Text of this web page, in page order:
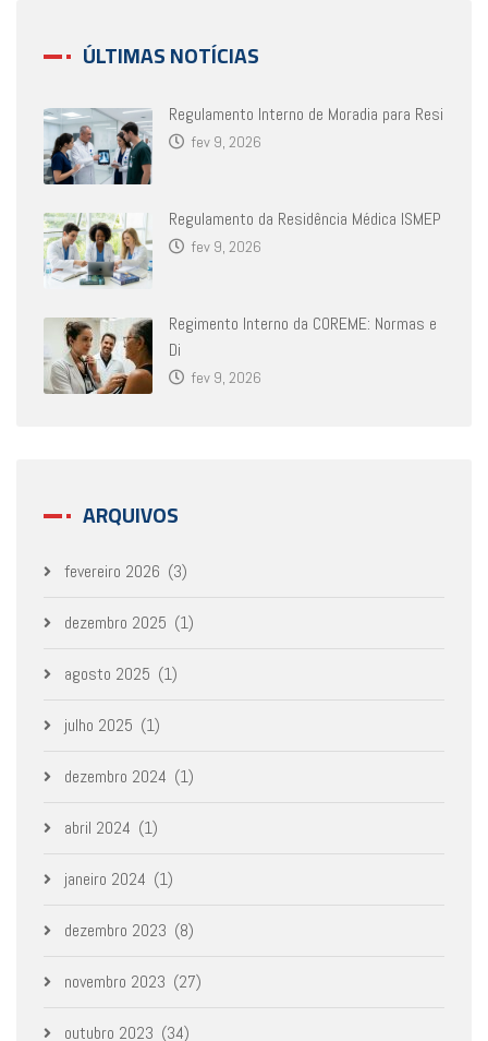
ÚLTIMAS NOTÍCIAS
Regulamento Interno de Moradia para Resi
fev 9, 2026
Regulamento da Residência Médica ISMEP
fev 9, 2026
Regimento Interno da COREME: Normas e
Di
fev 9, 2026
ARQUIVOS
fevereiro 2026 (3)
dezembro 2025 (1)
agosto 2025 (1)
julho 2025 (1)
dezembro 2024 (1)
abril 2024 (1)
janeiro 2024 (1)
dezembro 2023 (8)
novembro 2023 (27)
outubro 2023 (34)